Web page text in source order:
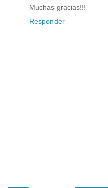
Muchas gracias!!!
Responder